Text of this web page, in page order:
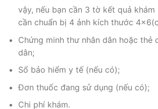
vậy, nếu bạn cần 3 tờ kết quả
cần chuẩn bị 4 ảnh kích thước
Chứng minh thư nhân dân hoặc thẻ
dân;
Sổ bảo hiểm y tế (nếu có);
Đơn thuốc đang sử dụng (nếu có);
Chi phí khám.